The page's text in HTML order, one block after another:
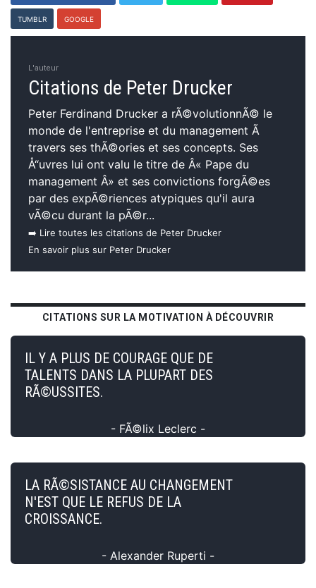
TUMBLR GOOGLE
L'auteur
Citations de Peter Drucker
Peter Ferdinand Drucker a rÃ©volutionnÃ© le
monde de l'entreprise et du management Ã
travers ses thÃ©ories et ses concepts. Ses
Å“uvres lui ont valu le titre de Â« Pape du
management Â» et ses convictions forgÃ©es
par des expÃ©riences atypiques qu'il aura
vÃ©cu durant la pÃ©r...
➡️ Lire toutes les citations de Peter Drucker
En savoir plus sur Peter Drucker
CITATIONS SUR LA MOTIVATION À DÉCOUVRIR
IL Y A PLUS DE COURAGE QUE DE
TALENTS DANS LA PLUPART DES
RÃ©USSITES.
- FÃ©lix Leclerc -
LA RÃ©SISTANCE AU CHANGEMENT
N'EST QUE LE REFUS DE LA
CROISSANCE.
- Alexander Ruperti -